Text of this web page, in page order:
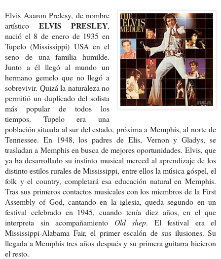
Elvis Aaaron Prelesy, de nombre
artístico ELVIS PRESLEY,
nació el 8 de enero de 1935 en
Tupelo (Mississippi) USA en el
seno de una familia humilde.
Junto a él llegó al mundo un
hermano gemelo que no llegó a
sobrevivir. Quizá la naturaleza no
permitió un duplicado del solista
más popular de todos los
tiempos. Tupelo era una
población situada al sur del estado, próxima a Memphis, al norte de
Tennessee. En 1948, los padres de Elis, Vernon y Gladys, se
trasladan a Memphis en busca de mejores oportunidades. Elvis, que
ya ha desarrollado su instinto musical merced al aprendizaje de los
distinto estilos rurales de Mississippi, entre ellos la música góspel, el
folk y el country, completará esa educación natural en Memphis.
Tras sus primeros contactos musicales con los miembros de la First
Assembly of God, cantando en la iglesia, queda segundo en un
festival celebrado en 1945, cuando tenía diez años, en el que
interpreta sin acompañamiento Old shep. El festival era el
Mississippi-Alabama Fair, el primer escalón de sus ilusiones. Su
llegada a Memphis tres años después y su primera guitarra hicieron
el resto.